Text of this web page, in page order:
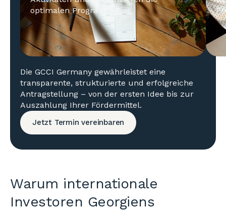
optimalen Programme.
Die GCCI Germany gewährleistet eine
transparente, strukturierte und erfolgreiche
Antragstellung – von der ersten Idee bis zur
Auszahlung Ihrer Fördermittel.
Jetzt Termin vereinbaren
Warum internationale
Investoren Georgiens